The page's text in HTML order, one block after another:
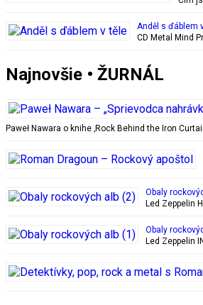
Anděl s ďáblem
CD Metal Mind
Najnovšie • ŽURNÁL
Paweł Nawara o knihe ‚Rock Behind the Iron
Obaly
Led Zeppelin
Obaly
Led Zeppelin